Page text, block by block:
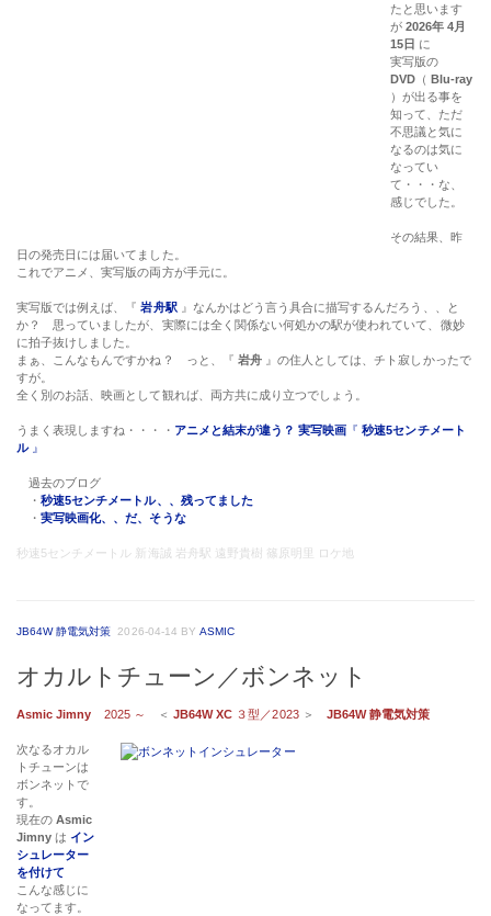
たと思います
が2026年 4月
15日 に
実写版の
DVD （ Blu-ray
）が出る事を
知って、ただ
不思議と気に
なるのは気に
なってい
て・・・な、
感じでした。
その結果、昨
日の発売日には届いてました。
これでアニメ、実写版の両方が手元に。
実写版では例えば、『岩舟駅』なんかはどう言う具合に描写するんだろう、、と
か？ 思っていましたが、実際には全く関係ない何処かの駅が使われていて、微妙
に拍子抜けしました。
まぁ、こんなもんですかね？ っと、『 岩舟』の住人としては、チト寂しかったで
すが。
全く別のお話、映画として観れば、両方共に成り立つでしょう。
うまく表現しますね・・・・ アニメと結末が違う？ 実写映画 『秒速5センチメート
ル』
過去のブログ
・秒速5センチメートル、、残ってました
・実写映画化、、だ、そうな
秒速5センチメートル 新海誠 岩舟駅 遠野貴樹 篠原明里 ロケ地
JB64W 静電気対策 2026-04-14 BYASMIC
オカルトチューン／ボンネット
Asmic Jimny 2025 ～ ＜ JB64W XC ３型／2023＞ JB64W 静電気対策
次なるオカル
トチューンは
ボンネットで
す。
現在のAsmic
Jimny はイン
シュレーター
を付けて
こんな感じに
なってます。